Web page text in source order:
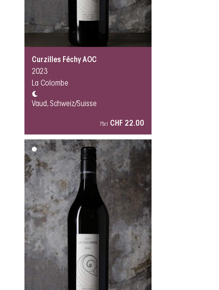
Curzilles Féchy AOC
2023
La Colombe
Vaud, Schweiz/Suisse
75cl CHF 22.00